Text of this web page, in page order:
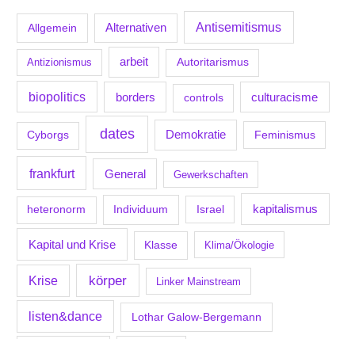
Allgemein Alternativen Antisemitismus
Antizionismus arbeit Autoritarismus
biopolitics borders controls culturacisme
Cyborgs dates Demokratie Feminismus
frankfurt General Gewerkschaften
heteronorm Individuum Israel kapitalismus
Kapital und Krise Klasse Klima/Ökologie
Krise körper Linker Mainstream
listen&dance Lothar Galow-Bergemann